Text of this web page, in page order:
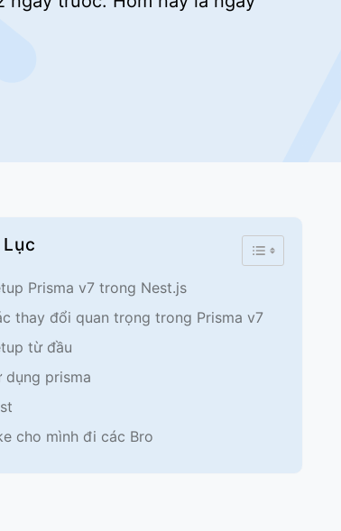
Toggle
Prisma v7 trong Nest.js
thay đổi quan trọng trong Prisma v7
từ đầu
dụng prisma
cho mình đi các Bro